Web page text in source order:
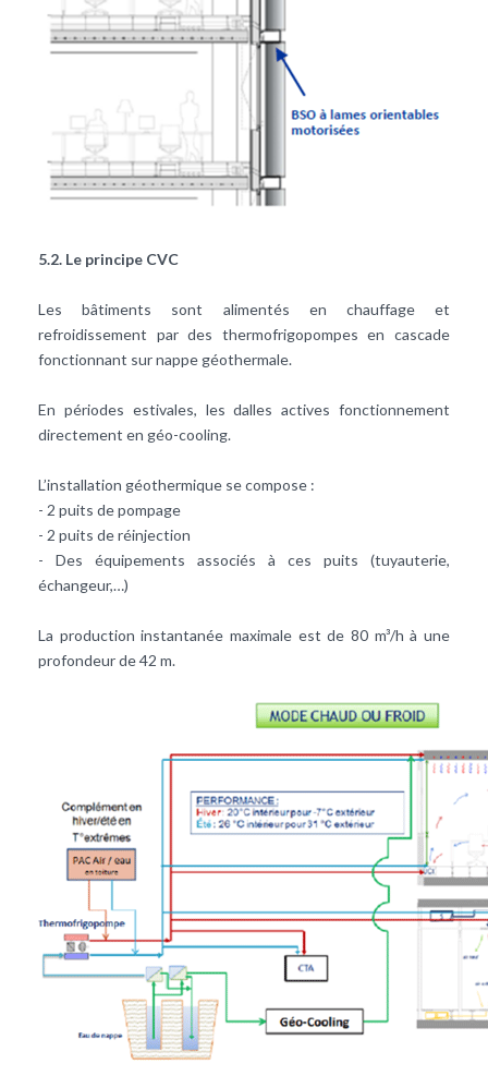
5.2. Le principe CVC
Les bâtiments sont alimentés en chauffageet
refroidissement par des thermofrigopompes en cascade
fonctionnant sur nappe géothermale.
En périodes estivales, les dalles actives fonctionnement
directement en géo-cooling.
L’installation géothermique se compose :
- 2 puits de pompage
- 2 puits de réinjection
- Des équipements associés à ces puits (tuyauterie,
échangeur,…)
La production instantanée maximale est de 80 m³/h à une
profondeur de 42 m.